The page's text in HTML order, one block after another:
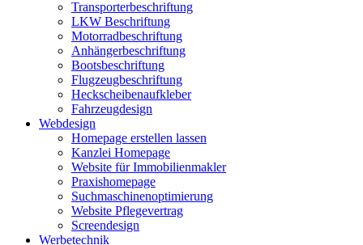
Transporterbeschriftung
LKW Beschriftung
Motorradbeschriftung
Anhängerbeschriftung
Bootsbeschriftung
Flugzeugbeschriftung
Heckscheibenaufkleber
Fahrzeugdesign
Webdesign
Homepage erstellen lassen
Kanzlei Homepage
Website für Immobilienmakler
Praxishomepage
Suchmaschinenoptimierung
Website Pflegevertrag
Screendesign
Werbetechnik